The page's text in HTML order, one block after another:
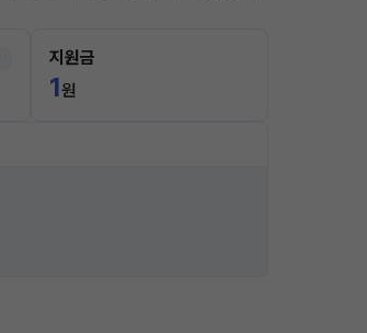
지원금
1원